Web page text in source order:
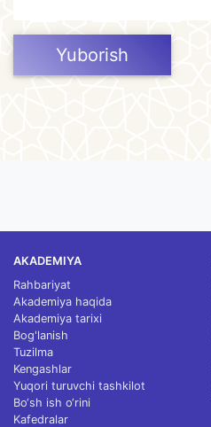
Yuborish
AKADEMIYA
Rahbariyat
Akademiya haqida
Akademiya tarixi
Bog'lanish
Tuzilma
Kengashlar
Yuqori turuvchi tashkilot
Bo‘sh ish o‘rini
Kafedralar